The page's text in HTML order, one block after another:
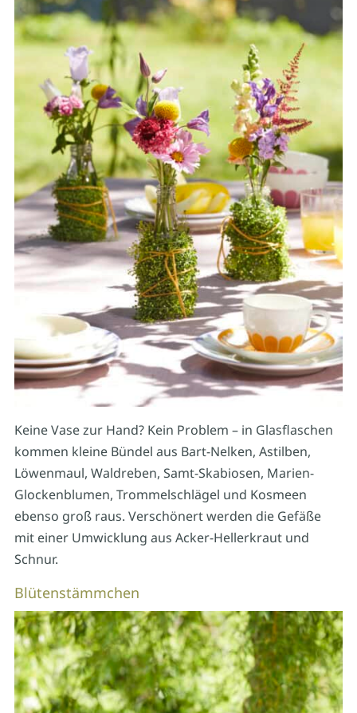
Keine Vase zur Hand? Kein Problem – in Glasflaschen
kommen kleine Bündel aus Bart-Nelken, Astilben,
Löwenmaul, Waldreben, Samt-Skabiosen, Marien-
Glockenblumen, Trommelschlägel und Kosmeen
ebenso groß raus. Verschönert werden die Gefäße
mit einer Umwicklung aus Acker-Hellerkraut und
Schnur.
Blütenstämmchen